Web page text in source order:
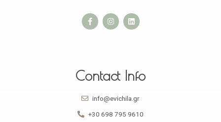
Contact Info
info@evichila.gr
+30 698 795 9610